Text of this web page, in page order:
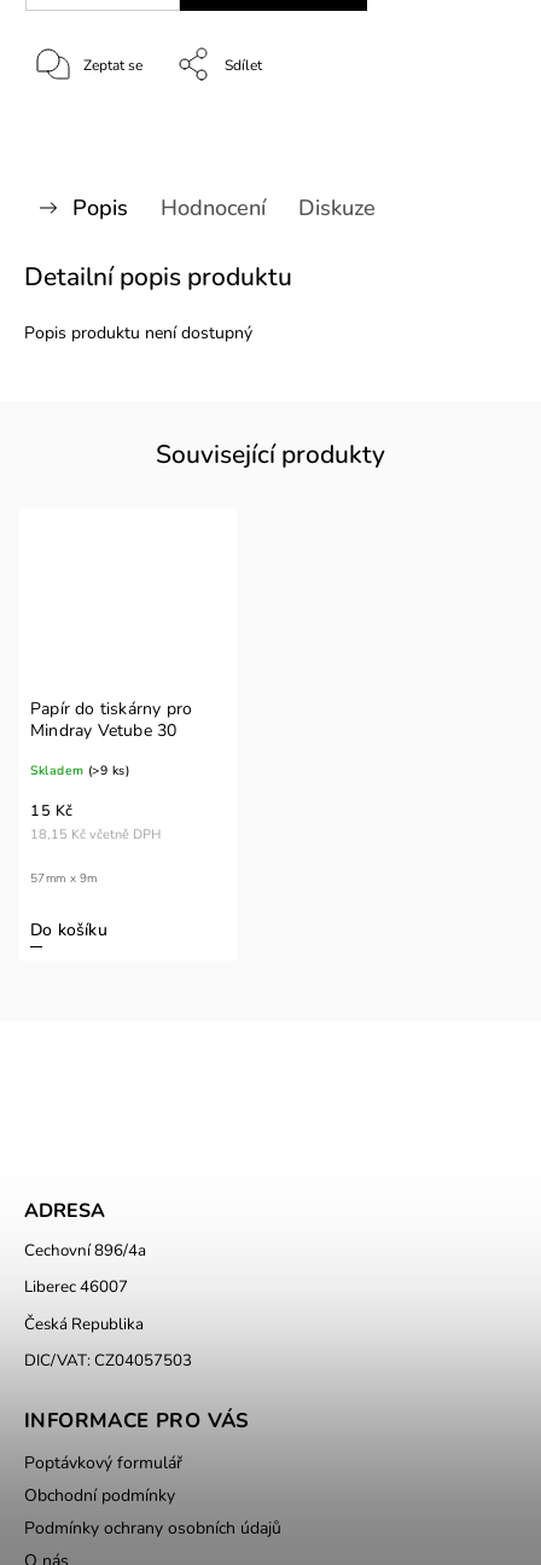
Zeptat se Sdílet
Popis Hodnocení Diskuze
Detailní popis produktu
Popis produktu není dostupný
Související produkty
Papír do tiskárny pro
Mindray Vetube 30
Skladem (>9 ks)
18,15 Kč včetně DPH
15 Kč
Do košíku
57mm x 9m
ADRESA
Cechovní 896/4a
Liberec 46007
Česká Republika
DIC/VAT: CZ04057503
INFORMACE PRO VÁS
Poptávkový formulář
Obchodní podmínky
Podmínky ochrany osobních údajů